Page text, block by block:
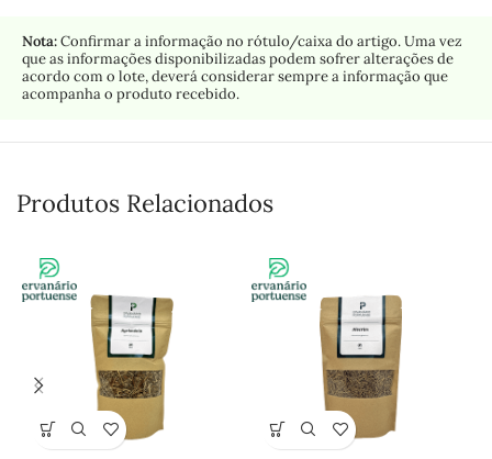
Nota:Confirmar a informação no rótulo/caixa do artigo. Uma vez
que as informações disponibilizadas podem sofrer alterações de
acordo com o lote, deverá considerar sempre a informação que
acompanha o produto recebido.
Produtos Relacionados